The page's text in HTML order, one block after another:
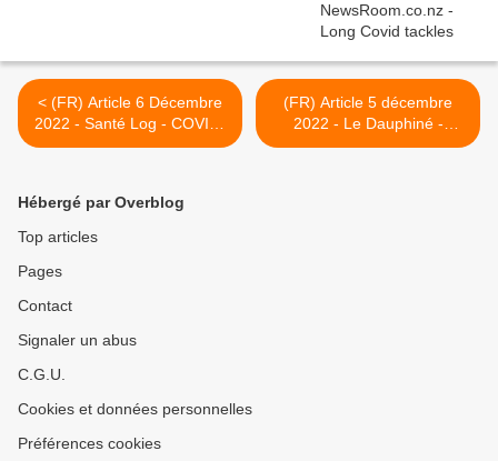
< (FR) Article 6 Décembre
2022 - Santé Log - COVID-
19 : Des lésions hépatiques
(FR) Article 5 décembre
2022 - Le Dauphiné -
Santé. Avoir eu le Covid
Hébergé par Overblog
Top articles
Pages
Contact
Signaler un abus
C.G.U.
Cookies et données personnelles
Préférences cookies